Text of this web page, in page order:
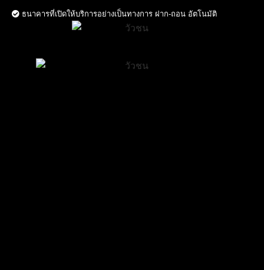
ธนาคารที่เปิดให้บริการอย่างเป็นทางการ ฝาก-ถอน อัตโนมัติ